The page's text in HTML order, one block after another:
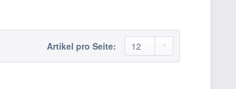
Artikel pro Seite: